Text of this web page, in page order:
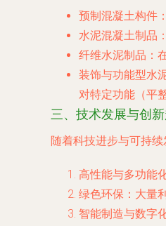
预制混凝土构件
水泥混凝土制品
纤维水泥制品 ：
装饰与功能型水
对特定功能（平
三、技术发展与创
随着科技进步与可持
高性能与多功能
绿色环保 ：大量
智能制造与数字